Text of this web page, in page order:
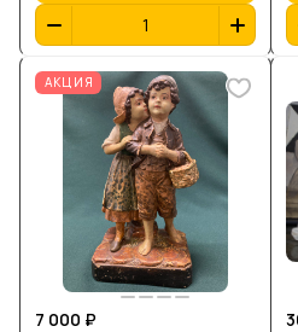
АКЦИЯ
7 000 ₽